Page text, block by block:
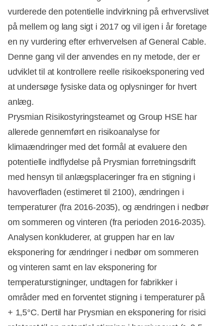
vurderede den potentielle indvirkning på erhvervslivet
på mellem og lang sigt i 2017 og vil igen i år foretage
en ny vurdering efter erhvervelsen af General Cable.
Denne gang vil der anvendes en ny metode, der er
udviklet til at kontrollere reelle risikoeksponering ved
at undersøge fysiske data og oplysninger for hvert
anlæg.
Prysmian Risikostyringsteamet og Group HSE har
allerede gennemført en risikoanalyse for
klimaændringer med det formål at evaluere den
potentielle indflydelse på Prysmian forretningsdrift
med hensyn til anlægsplaceringer fra en stigning i
havoverfladen (estimeret til 2100), ændringen i
temperaturer (fra 2016-2035), og ændringen i nedbør
om sommeren og vinteren (fra perioden 2016-2035).
Analysen konkluderer, at gruppen har en lav
eksponering for ændringer i nedbør om sommeren
og vinteren samt en lav eksponering for
temperaturstigninger, undtagen for fabrikker i
områder med en forventet stigning i temperaturer på
+ 1,5°C. Dertil har Prysmian en eksponering for risici